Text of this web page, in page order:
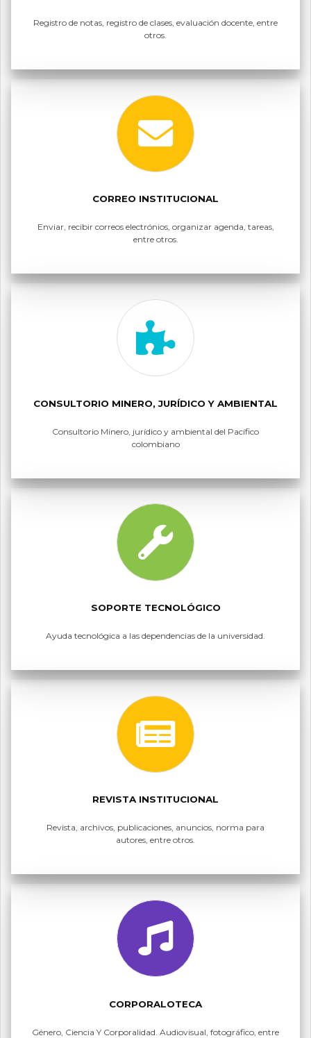
Registro de notas, registro de clases, evaluación docente, entre
otros.
CORREO INSTITUCIONAL
Enviar, recibir correos electrónios, organizar agenda, tareas,
entre otros.
CONSULTORIO MINERO, JURÍDICO Y AMBIENTAL
Consultorio Minero, jurídico y ambiental del Pacífico
colombiano
SOPORTE TECNOLÓGICO
Ayuda tecnológica a las dependencias de la universidad.
REVISTA INSTITUCIONAL
Revista, archivos, publicaciones, anuncios, norma para
autores, entre otros.
CORPORALOTECA
Género, Ciencia Y Corporalidad. Audiovisual, fotográfico, entre